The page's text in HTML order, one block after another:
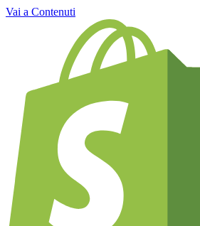
Vai a Contenuti